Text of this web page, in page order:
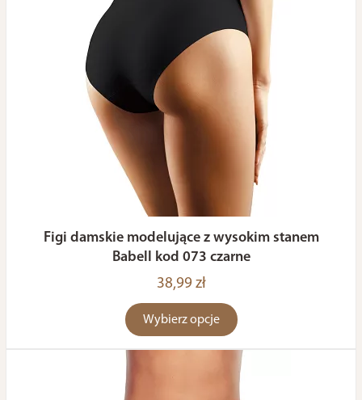
Figi damskie modelujące z wysokim stanem
Babell kod 073 czarne
38,99 zł
Wybierz opcje